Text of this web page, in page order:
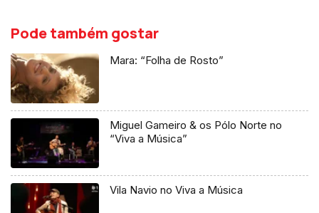
Pode também gostar
Mara: “Folha de Rosto”
Miguel Gameiro & os Pólo Norte no
“Viva a Música”
Vila Navio no Viva a Música